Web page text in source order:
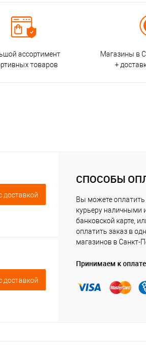
ассортимент
товаров
Магазины в
+
доставкой
доставкой
СПОСОБЫ
Вы можете оплатить
курьеру наличными
банковской карте,
оплатить заказ в
магазинов в Санкт-
Принимаем к оплате